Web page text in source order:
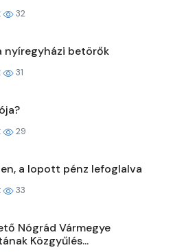
32
nyíregyházi betörők
31
29
a lopott pénz lefoglalva
33
Nógrád Vármegye
Közgyűlés...